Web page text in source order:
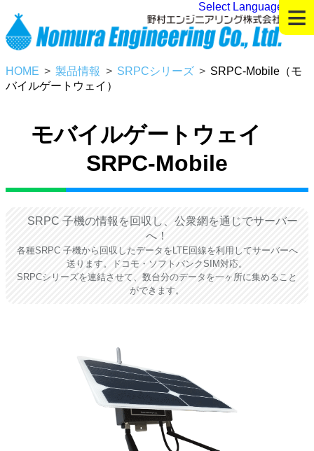
Select Language ≡
HOME 製品情報 SRPCシリーズ
SRPC-Mobile（モ
バイルゲートウェイ）
モバイルゲートウェイ
SRPC-Mobile
SRPC 子機の情報を回収し、公衆網を通じでサーバー
へ！
各種SRPC 子機から回収したデータをLTE回線を利用してサーバーへ
送ります。ドコモ・ソフトバンクSIM対応。
SRPCシリーズを連結させて、数台分のデータを一ヶ所に集めること
ができます。